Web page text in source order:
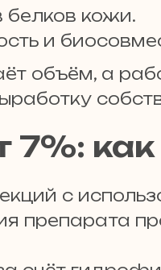
белков кожи.
и
объём, а
как
с
препарата